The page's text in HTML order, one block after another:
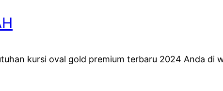
kursi oval gold premium terbaru 2024 Anda di